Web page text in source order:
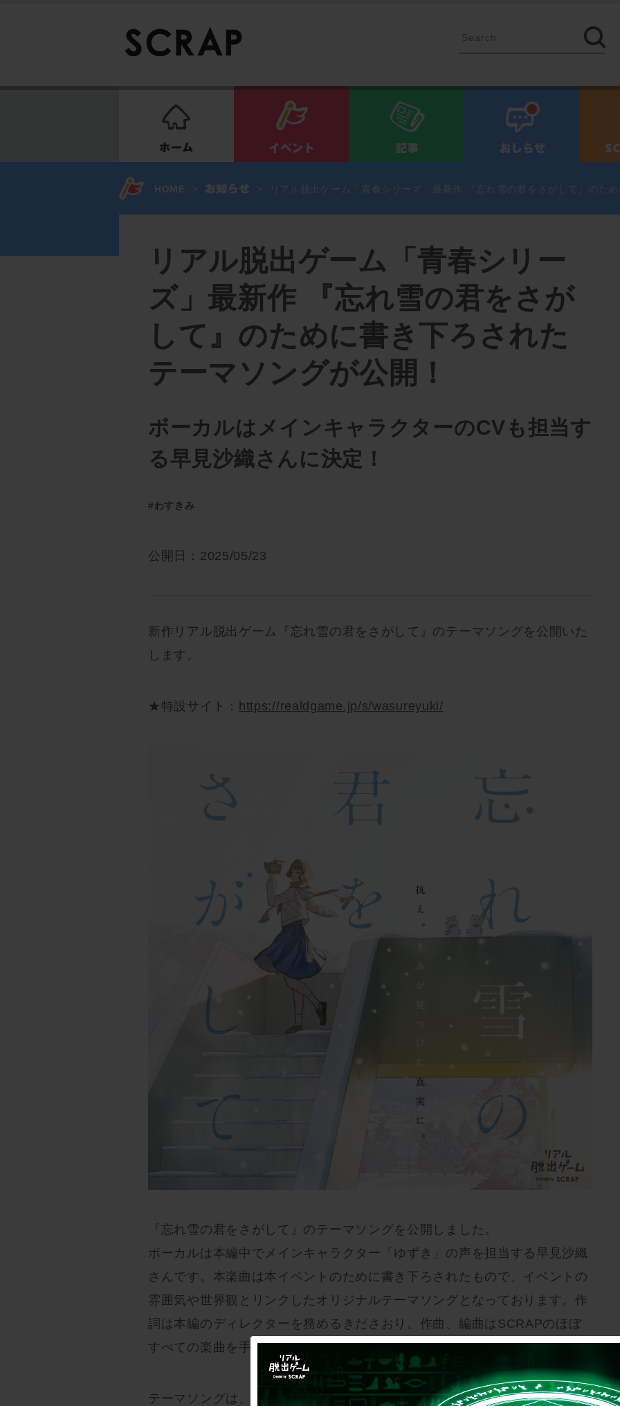
HOME > > リアル脱出ゲーム「青春シリーズ」最新作 『忘れ雪の君をさがして』のた
リアル脱出ゲーム「青春シリー
ズ」最新作 『忘れ雪の君をさが
して』のために書き下ろされた
テーマソングが公開！
ボーカルはメインキャラクターのCVも担当す
る早見沙織さんに決定！
#わすきみ
公開日：2025/05/23
新作リアル脱出ゲーム『忘れ雪の君をさがして』のテーマソングを公開いた
します。
★特設サイト： https://realdgame.jp/s/wasureyuki/
『忘れ雪の君をさがして』のテーマソングを公開しました。
ボーカルは本編中でメインキャラクター「ゆずき」の声を担当する早見沙織
さんです。本楽曲は本イベントのために書き下ろされたもので、イベントの
雰囲気や世界観とリンクしたオリジナルテーマソングとなっております。作
詞は本編のディレクターを務めるきださおり。作曲、編曲はSCRAPのほぼ
すべての楽曲を手がける伊藤忠之が担当いたしました。
テーマソングは、SpotifyやApple Musicなどのストリーミングサービスでお